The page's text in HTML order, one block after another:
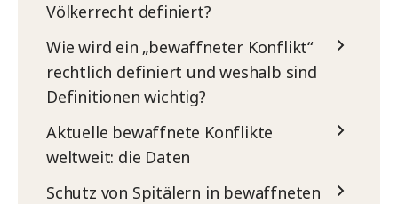
Völkerrecht definiert?
Wie wird ein „bewaffneter Konflikt“
rechtlich definiert und weshalb sind
Definitionen wichtig?
Aktuelle bewaffnete Konflikte
weltweit: die Daten
Schutz von Spitälern in bewaffneten